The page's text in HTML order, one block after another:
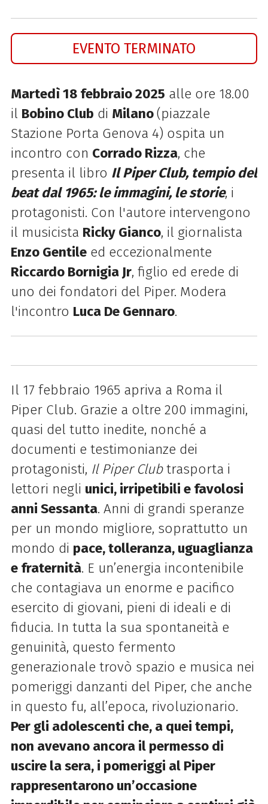
EVENTO TERMINATO
Martedì 18 febbraio 2025 alle ore 18.00
il Bobino Club di Milano(piazzale
Stazione Porta Genova 4) ospita un
incontro con Corrado Rizza, che
presenta il libro Il Piper Club, tempio del
beat dal 1965: le immagini, le storie, i
protagonisti. Con l'autore intervengono
il musicista Ricky Gianco, il giornalista
Enzo Gentileed eccezionalmente
Riccardo Bornigia Jr, figlio ed erede di
uno dei fondatori del Piper. Modera
l'incontro Luca De Gennaro.
Il 17 febbraio 1965 apriva a Roma il
Piper Club. Grazie a oltre 200 immagini,
quasi del tutto inedite, nonché a
documenti e testimonianze dei
protagonisti, Il Piper Clubtrasporta i
lettori negli unici, irripetibili e favolosi
anni Sessanta. Anni di grandi speranze
per un mondo migliore, soprattutto un
mondo di pace, tolleranza, uguaglianza
e fraternità. E un’energia incontenibile
che contagiava un enorme e pacifico
esercito di giovani, pieni di ideali e di
fiducia. In tutta la sua spontaneità e
genuinità, questo fermento
generazionale trovò spazio e musica nei
pomeriggi danzanti del Piper, che anche
in questo fu, all’epoca, rivoluzionario.
Per gli adolescenti che, a quei tempi,
non avevano ancora il permesso di
uscire la sera, i pomeriggi al Piper
rappresentarono un’occasione